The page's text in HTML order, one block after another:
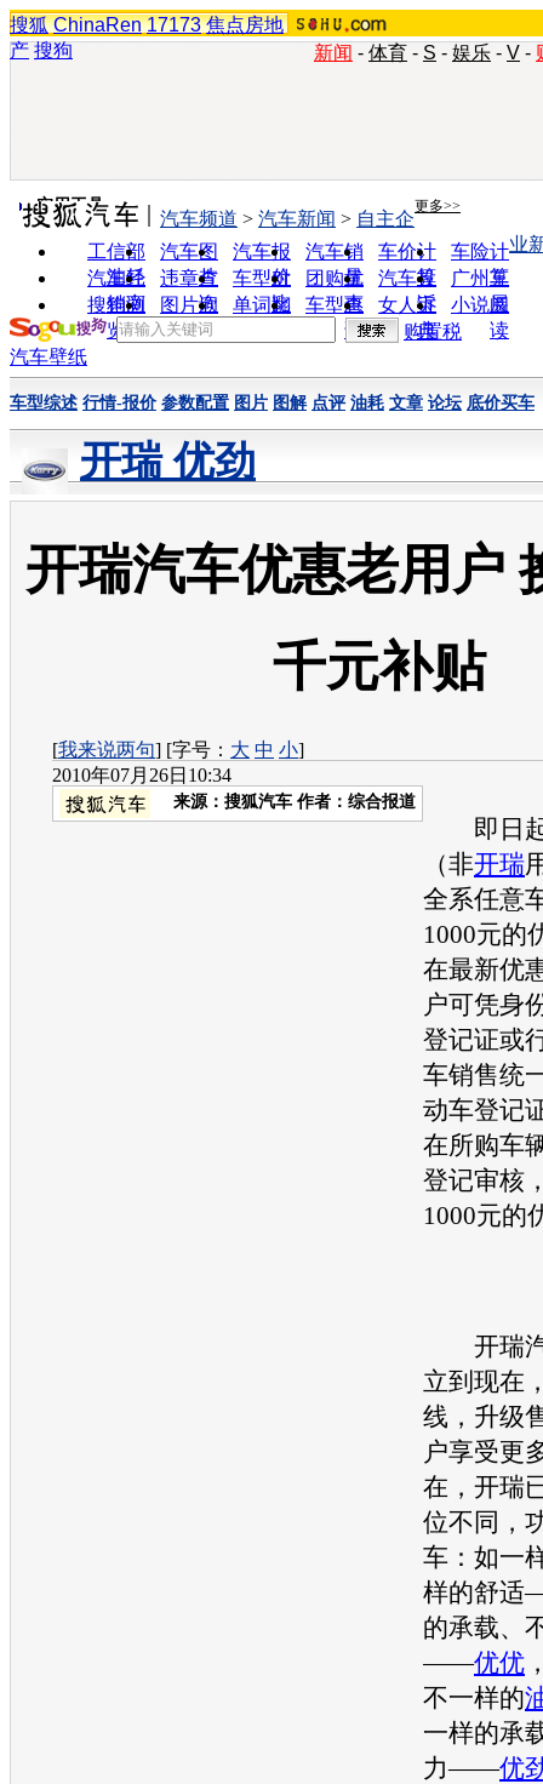
搜狐 ChinaRen 17173 焦点房地
产 搜狗 新闻 - 体育 - S - 娱乐 - V -
实用工具 更多>>
工信部
油耗
汽车图
片
汽车报
价
汽车销
量
车价计
算
车险计
算
汽车经
销商
违章查
询
车型对
比
团购优
惠
汽车投
诉
广州车
展
搜狗浏
览器
图片欣
赏
单词翻
车型查
询
女人宝
典
小说阅
读
汽车频道 > 汽车新闻 > 自主企
业
购置税
汽车壁纸
车型综述 行情-报价 参数配置 图片 图解 点评 油耗 文章 论坛 底价买车
开瑞 优劲
开瑞汽车优惠老用户
千元补贴
[我来说两句] [字号： 大 中 小]
2010年07月26日10:34
来源： 搜狐汽车 作者：综合报道
即日
（非开瑞
全系任意
1000元的
在最新优
户可凭身
登记证或
车销售统
动车登记
在所购车
登记审核
1000元的
开瑞
立到现在
线，升级
户享受更
在， 开瑞
位不同，
车 ：如一
样的舒
的承载、
——优优
不一样的
一样的承
力——优